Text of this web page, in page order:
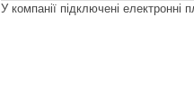
У компанії підключені